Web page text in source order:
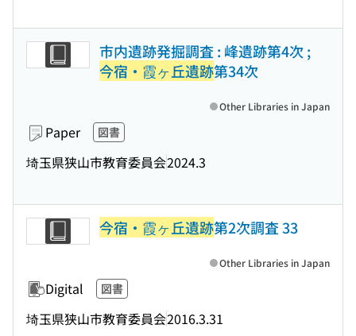
市内遺跡発掘調査 : 峰遺跡第4次 ;
今宿・霞ヶ丘遺跡第34次
Paper 図書
埼玉県狭山市教育委員会2024.3
Other Libraries in Japan
今宿・霞ヶ丘遺跡第2次調査 33
Digital 図書
埼玉県狭山市教育委員会2016.3.31
Other Libraries in Japan